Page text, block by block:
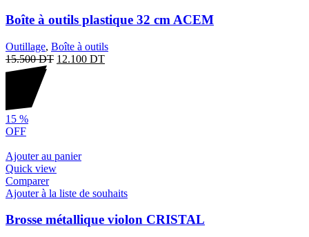
Boîte à outils plastique 32 cm ACEM
Outillage, Boîte à outils
15.500DT 12.100 DT
15 %
OFF
Ajouter au panier
Quick view
Comparer
Ajouter à la liste de souhaits
Brosse métallique violon CRISTAL